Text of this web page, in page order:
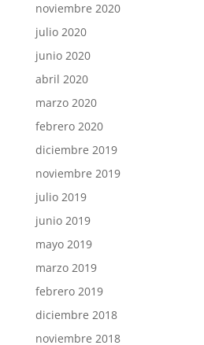
noviembre 2020
julio 2020
junio 2020
abril 2020
marzo 2020
febrero 2020
diciembre 2019
noviembre 2019
julio 2019
junio 2019
mayo 2019
marzo 2019
febrero 2019
diciembre 2018
noviembre 2018